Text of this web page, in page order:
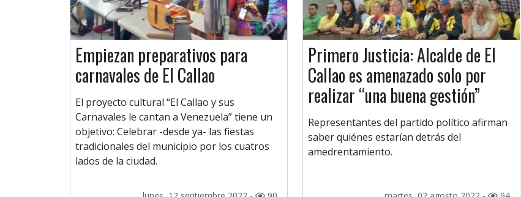
Empiezan preparativos para
carnavales de El Callao
El proyecto cultural “El Callao y sus
Carnavales le cantan a Venezuela” tiene un
objetivo: Celebrar -desde ya- las fiestas
tradicionales del municipio por los cuatros
lados de la ciudad.
Primero Justicia: Alcalde de El
Callao es amenazado solo por
realizar “una buena gestión”
Representantes del partido político afirman
saber quiénes estarían detrás del
amedrentamiento.